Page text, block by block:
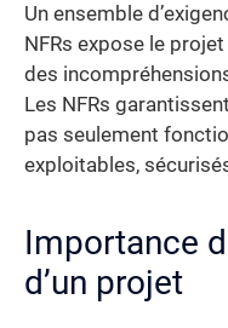
Un ensemble
NFRs expose le
des
Les NFRs
pas seulement
exploitables,
Importance
d’un projet